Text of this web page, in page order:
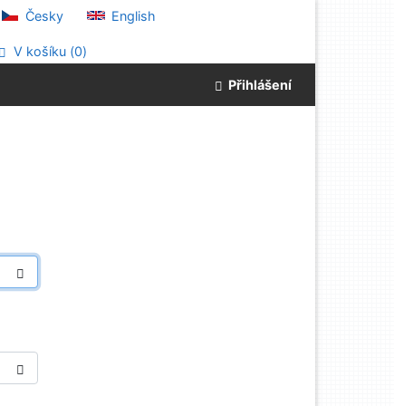
Česky English
V košíku (0)
Přihlášení